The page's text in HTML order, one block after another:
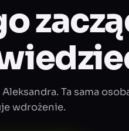
Ta sama
wdrożenie.